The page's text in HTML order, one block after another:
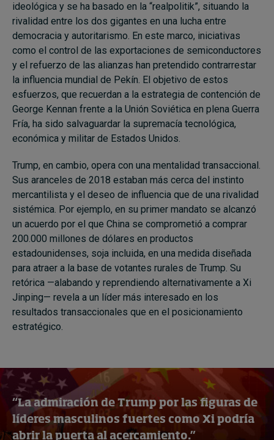
ideológica y se ha basado en la “realpolitik”, situando la
rivalidad entre los dos gigantes en una lucha entre
democracia y autoritarismo. En este marco, iniciativas
como el control de las exportaciones de semiconductores
y el refuerzo de las alianzas han pretendido contrarrestar
la influencia mundial de Pekín. El objetivo de estos
esfuerzos, que recuerdan a la estrategia de contención de
George Kennan frente a la Unión Soviética en plena Guerra
Fría, ha sido salvaguardar la supremacía tecnológica,
económica y militar de Estados Unidos.
Trump, en cambio, opera con una mentalidad transaccional.
Sus aranceles de 2018 estaban más cerca del instinto
mercantilista y el deseo de influencia que de una rivalidad
sistémica. Por ejemplo, en su primer mandato se alcanzó
un acuerdo por el que China se comprometió a comprar
200.000 millones de dólares en productos
estadounidenses, soja incluida, en una medida diseñada
para atraer a la base de votantes rurales de Trump. Su
retórica —alabando y reprendiendo alternativamente a Xi
Jinping— revela a un líder más interesado en los
resultados transaccionales que en el posicionamiento
estratégico.
“La admiración de Trump por las figuras de
líderes masculinos fuertes como Xi podría
abrir la puerta al acercamiento.”